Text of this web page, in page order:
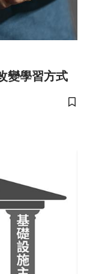
變學習方式
儲